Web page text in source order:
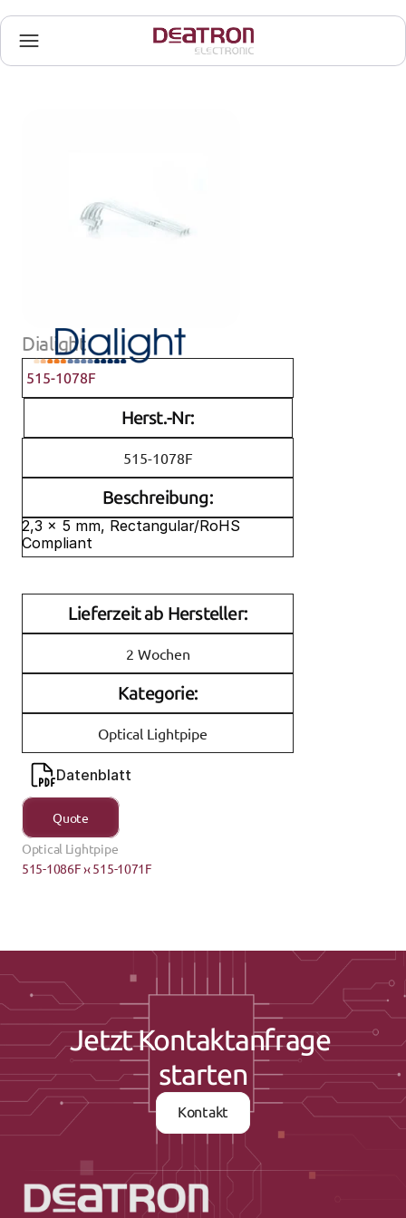
Dialight
515-1078F
Herst.-Nr:
515-1078F
Beschreibung:
2,3 x 5 mm, Rectangular/RoHS
Compliant
Lieferzeit ab Hersteller:
2 Wochen
Kategorie:
Optical Lightpipe
Datenblatt
Quote
Optical Lightpipe
515-1086F ›‹ 515-1071F
Jetzt Kontaktanfrage
starten
Kontakt